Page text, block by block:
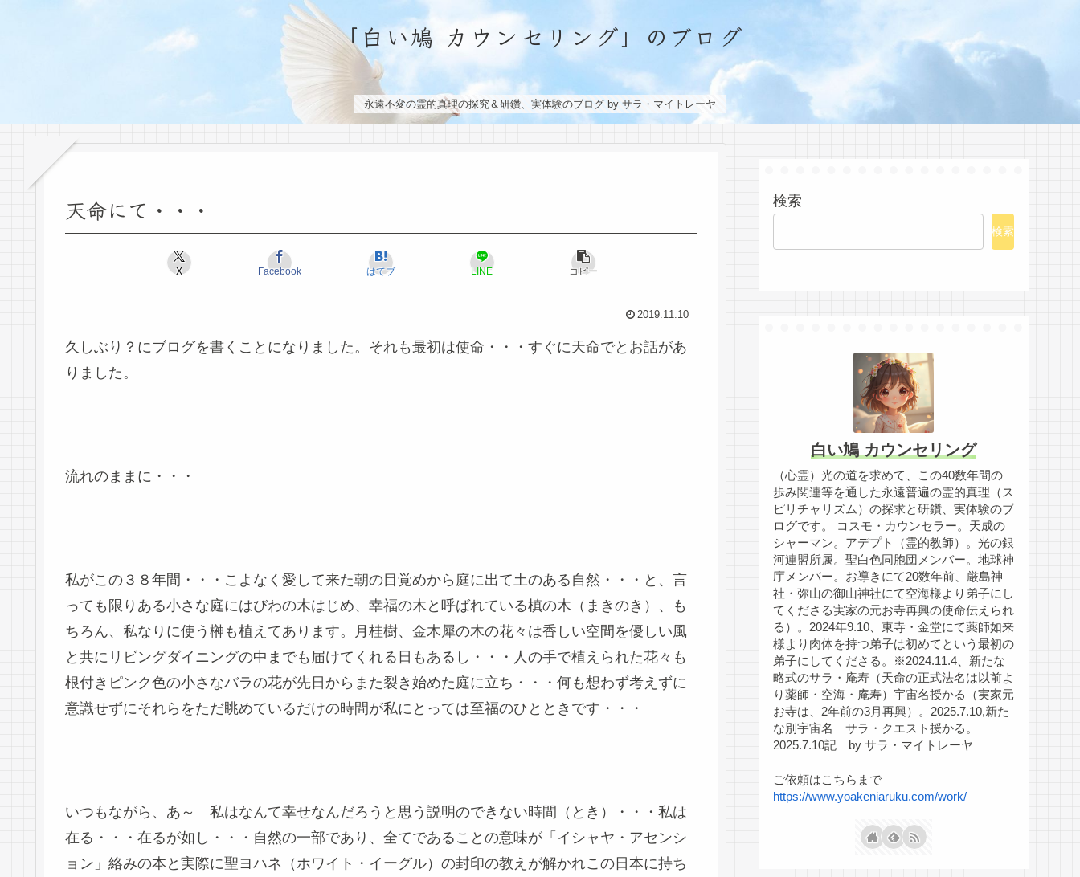
「白い鳩 カウンセリング」のブログ
永遠不変の霊的真理の探究＆研鑽、実体験のブログ by サラ・マイトレーヤ
天命にて・・・
X Facebook はてブ LINE コピー
2019.11.10
久しぶり？にブログを書くことになりました。それも最初は使命・・・すぐに天命でとお話があ
りました。
流れのままに・・・
私がこの３８年間・・・こよなく愛して来た朝の目覚めから庭に出て土のある自然・・・と、言
っても限りある小さな庭にはびわの木はじめ、幸福の木と呼ばれている槙の木（まきのき）、も
ちろん、私なりに使う榊も植えてあります。月桂樹、金木犀の木の花々は香しい空間を優しい風
と共にリビングダイニングの中までも届けてくれる日もあるし・・・人の手で植えられた花々も
根付きピンク色の小さなバラの花が先日からまた裂き始めた庭に立ち・・・何も想わず考えずに
意識せずにそれらをただ眺めているだけの時間が私にとっては至福のひとときです・・・
いつもながら、あ～ 私はなんて幸せなんだろうと思う説明のできない時間（とき）・・・私は
在る・・・在るが如し・・・自然の一部であり、全てであることの意味が「イシャヤ・アセンシ
ョン」絡みの本と実際に聖ヨハネ（ホワイト・イーグル）の封印の教えが解かれこの日本に持ち
検索
検索
白い鳩 カウンセリング
（心霊）光の道を求めて、この40数年間の
歩み関連等を通した永遠普遍の霊的真理（ス
ピリチャリズム）の探求と研鑽、実体験のブ
ログです。 コスモ・カウンセラー。天成の
シャーマン。アデプト（霊的教師）。光の銀
河連盟所属。聖白色同胞団メンバー。地球神
庁メンバー。お導きにて20数年前、厳島神
社・弥山の御山神社にて空海様より弟子にし
てくださる実家の元お寺再興の使命伝えられ
る）。2024年9.10、東寺・金堂にて薬師如来
様より肉体を持つ弟子は初めてという最初の
弟子にしてくださる。※2024.11.4、新たな
略式のサラ・庵寿（天命の正式法名は以前よ
り薬師・空海・庵寿）宇宙名授かる（実家元
お寺は、2年前の3月再興）。2025.7.10,新た
な別宇宙名 サラ・クエスト授かる。
2025.7.10記 by サラ・マイトレーヤ
ご依頼はこちらまで
https://www.yoakeniaruku.com/work/